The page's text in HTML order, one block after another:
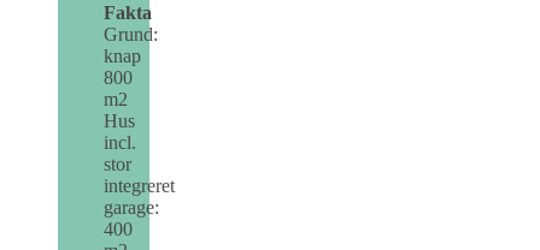
Fakta
Grund:
knap
800
m2
Hus
incl.
stor
integreret
garage:
400